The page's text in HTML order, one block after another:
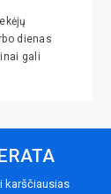
dienas
gali
karščiausias